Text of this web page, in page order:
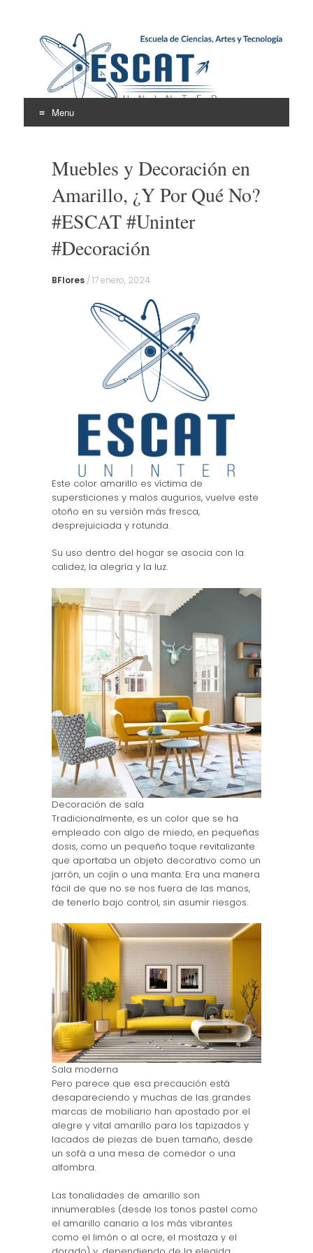
Escuela de Ciencias,
Artes y Tecnología
ESCAT
Menu
contentMuebles y Decoración en
Amarillo, ¿Y Por Qué No?
#ESCAT #Uninter
#Decoración
BFlores/17 enero, 2024
Este color amarillo es víctima de
supersticiones y malos augurios, vuelve este
otoño en su versión más fresca,
desprejuiciada y rotunda.
Su uso dentro del hogar se asocia con la
calidez, la alegría y la luz.
Decoración de sala
Tradicionalmente, es un color que se ha
empleado con algo de miedo, en pequeñas
dosis, como un pequeño toque revitalizante
que aportaba un objeto decorativo como un
jarrón, un cojín o una manta. Era una manera
fácil de que no se nos fuera de las manos,
de tenerlo bajo control, sin asumir riesgos.
Sala moderna
Pero parece que esa precaución está
desapareciendo y muchas de las grandes
marcas de mobiliario han apostado por el
alegre y vital amarillo para los tapizados y
lacados de piezas de buen tamaño, desde
un sofá a una mesa de comedor o una
alfombra.
Las tonalidades de amarillo son
innumerables (desde los tonos pastel como
el amarillo canario a los más vibrantes
como el limón o al ocre, el mostaza y el